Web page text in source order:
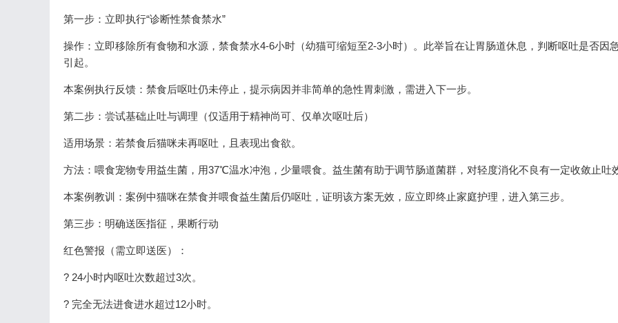
第一步：立即执行“诊断性禁食禁水”
操作：立即移除所有食物和水源，禁食禁水4-6小时（幼猫可缩短至2-3小时）。此举旨在让胃肠道休息，判断呕吐是否因
引起。
本案例执行反馈：禁食后呕吐仍未停止，提示病因并非简单的急性胃刺激，需进入下一步。
第二步：尝试基础止吐与调理（仅适用于精神尚可、仅单次呕吐后）
适用场景：若禁食后猫咪未再呕吐，且表现出食欲。
方法：喂食宠物专用益生菌，用37℃温水冲泡，少量喂食。益生菌有助于调节肠道菌群，对轻度消化不良有一定收敛止吐
本案例教训：案例中猫咪在禁食并喂食益生菌后仍呕吐，证明该方案无效，应立即终止家庭护理，进入第三步。
第三步：明确送医指征，果断行动
红色警报（需立即送医）：
? 24小时内呕吐次数超过3次。
? 完全无法进食进水超过12小时。